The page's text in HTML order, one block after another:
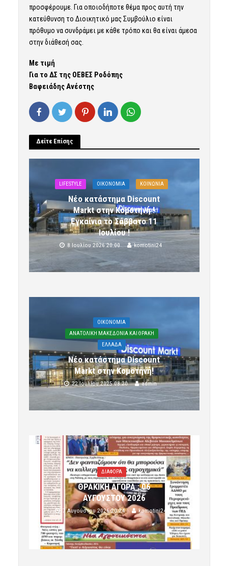
προσφέρουμε. Για οποιοδήποτε θέμα προς αυτή την
κατεύθυνση το Διοικητικό μας Συμβούλιο είναι
πρόθυμο να συνδράμει με κάθε τρόπο και θα είναι άμεσα
στην διάθεσή σας.
Με τιμή
Για το ΔΣ της ΟΕΒΕΣ Ροδόπης
Βαφειάδης Ανέστης
Δείτε Επίσης
LIFESTYLE OIKONOMIA ΚΟΙΝΩΝΙΑ
Νέο κατάστημα Discount
Markt στην Κομοτηνή !
Εγκαίνια το Σάββατο 11
Ιουλίου !
8 Ιουλίου 2026 20:00 komotini24
OIKONOMIA
ΑΝΑΤΟΛΙΚΗ ΜΑΚΕΔΟΝΙΑ ΚΑΙ ΘΡΑΚΗ
ΕΛΛΑΔΑ
Νέο κατάστημα Discount
Markt στην Κομοτηνή!
22 Ιουλίου 2025 08:20 admin
ΔΙΑΦΟΡΑ
ΘΡΑΚΙΚΗ ΑΓΟΡΑ : 06
ΑΥΓΟΥΣΤΟΥ 2026
7 Αυγούστου 2026 20:24 komotini24